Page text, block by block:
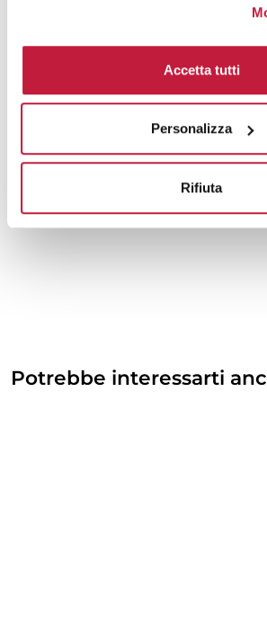
Accetta tutti
Personalizza
Rifiuta
Potrebbe interessarti